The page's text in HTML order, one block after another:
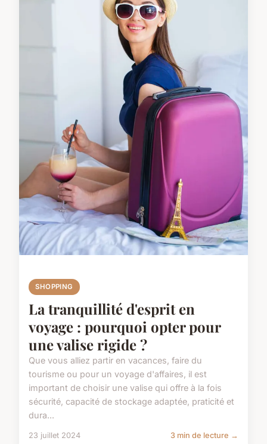
SHOPPING
La tranquillité d'esprit en
voyage : pourquoi opter pour
une valise rigide ?
Que vous alliez partir en vacances, faire du
tourisme ou pour un voyage d'affaires, il est
important de choisir une valise qui offre à la fois
sécurité, capacité de stockage adaptée, praticité et
dura...
23 juillet 2024 3 min de lecture →